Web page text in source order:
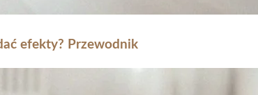
efekty? Przewodnik